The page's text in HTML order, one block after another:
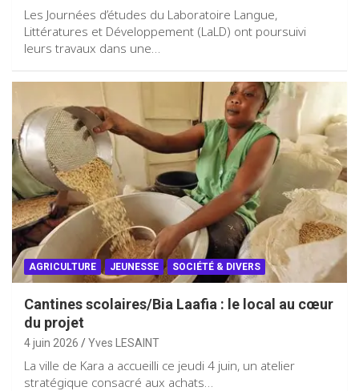
Les Journées d’études du Laboratoire Langue,
Littératures et Développement (LaLD) ont poursuivi
leurs travaux dans une…
AGRICULTURE JEUNESSE SOCIÉTÉ & DIVERS
Cantines scolaires/Bia Laafia : le local au cœur
du projet
4 juin 2026 Yves LESAINT
La ville de Kara a accueilli ce jeudi 4 juin, un atelier
stratégique consacré aux achats…